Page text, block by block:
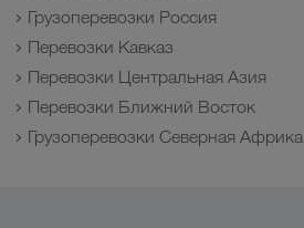
Грузоперевозки Россия
Перевозки Кавказ
Перевозки Центральная Азия
Перевозки Ближний Восток
Грузоперевозки Северная Африка